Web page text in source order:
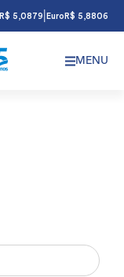
R$ 5,0879 Euro R$ 5,8806
MENU